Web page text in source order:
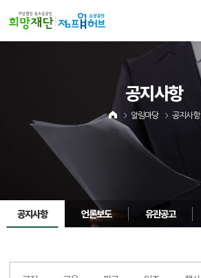
공지사항
알림마당 공지사항
공지사항 언론보도 유관공고